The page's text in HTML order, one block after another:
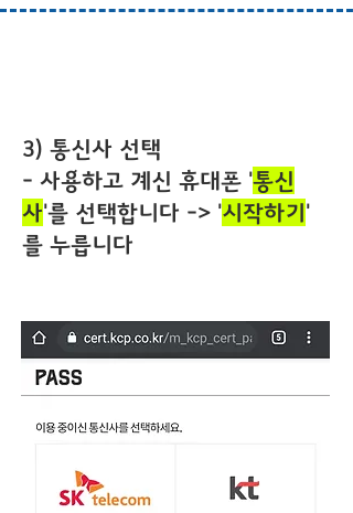
3) 통신사 선택
- 사용하고 계신 휴대폰 '통신
사'를 선택합니다 -> '시작하기'
를 누릅니다